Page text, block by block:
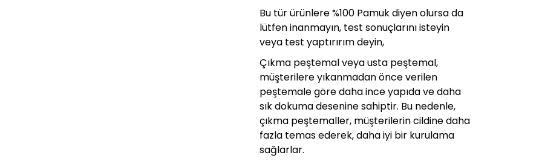
Bu tür ürünlere %100 Pamuk diyen olursa da
lütfen inanmayın, test sonuçlarını isteyin
veya test yaptırırım deyin,
Çıkma peştemal veya usta peştemal,
müşterilere yıkanmadan önce verilen
peştemale göre daha ince yapıda ve daha
sık dokuma desenine sahiptir. Bu nedenle,
çıkma peştemaller, müşterilerin cildine daha
fazla temas ederek, daha iyi bir kurulama
sağlarlar.